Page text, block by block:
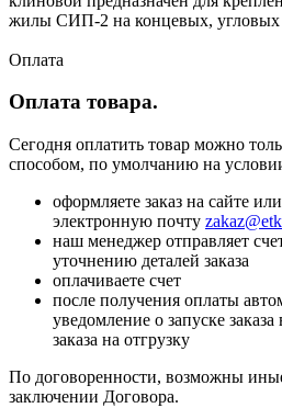
жилы СИП-2 на концевых, угловых
Оплата
Оплата товара.
Сегодня оплатить товар можно
способом, по умолчанию на
оформляете заказ на сайте
электронную почту
наш менеджер отправляет
уточнению деталей заказа
оплачиваете счет
после получения оплаты
уведомление о запуске
заказа на отгрузку
По договоренности, возможны
заключении Договора.